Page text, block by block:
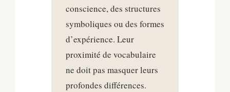
conscience, des structures
symboliques ou des formes
d’expérience. Leur
proximité de vocabulaire
ne doit pas masquer leurs
profondes différences.